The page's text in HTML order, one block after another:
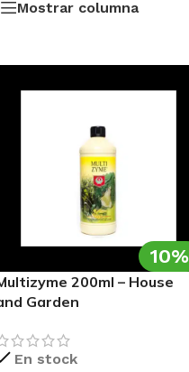
Mostrar columna
10%
200ml – House
Garden
En stock